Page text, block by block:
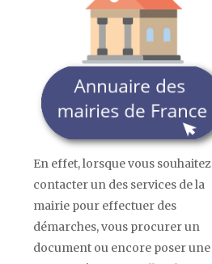
En effet, lorsque vous souhaitez
contacter un des services de la
mairie pour effectuer des
démarches, vous procurer un
document ou encore poser une